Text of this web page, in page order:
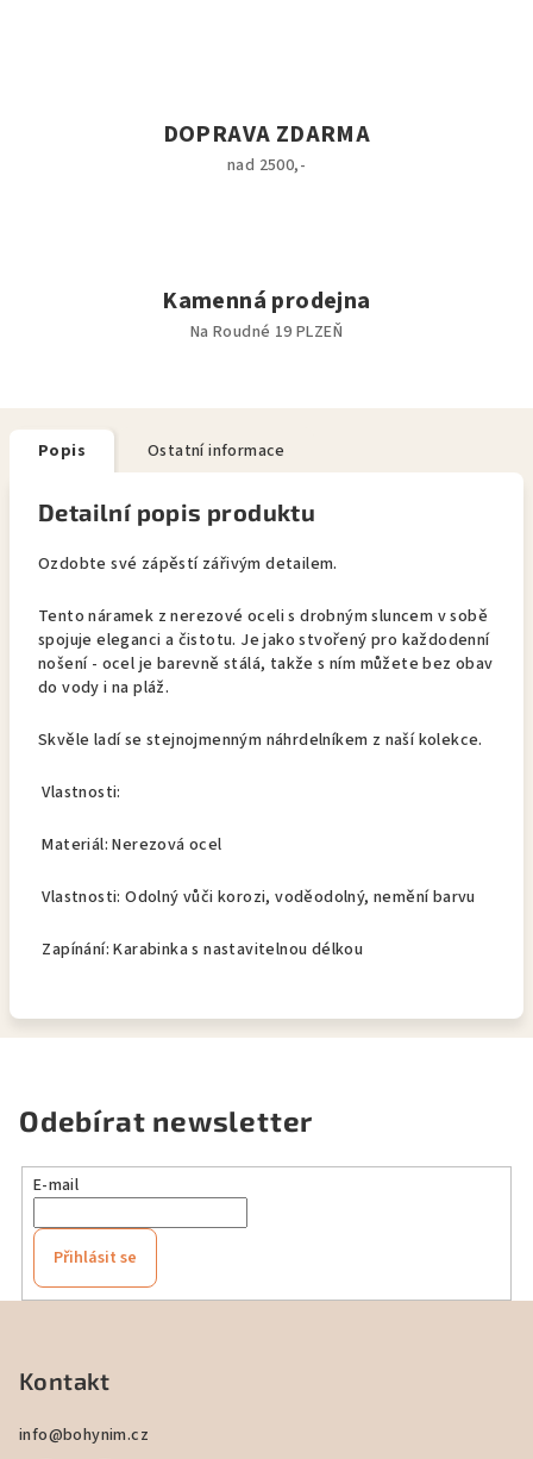
DOPRAVA ZDARMA
nad 2500,-
Kamenná prodejna
Na Roudné 19 PLZEŇ
Popis Ostatní informace
Detailní popis produktu
Ozdobte své zápěstí zářivým detailem.
Tento náramek z nerezové oceli s drobným sluncem v sobě
spojuje eleganci a čistotu. Je jako stvořený pro každodenní
nošení - ocel je barevně stálá, takže s ním můžete bez obav
do vody i na pláž.
Skvěle ladí se stejnojmenným náhrdelníkem z naší kolekce.
Vlastnosti:
Materiál: Nerezová ocel
Vlastnosti: Odolný vůči korozi, voděodolný, nemění barvu
Zapínání: Karabinka s nastavitelnou délkou
Odebírat newsletter
E-mail
Přihlásit se
Kontakt
info@bohynim.cz